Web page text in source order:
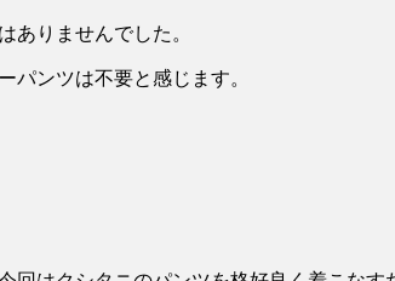
ありませんでした。
パンツは不要と感じます。